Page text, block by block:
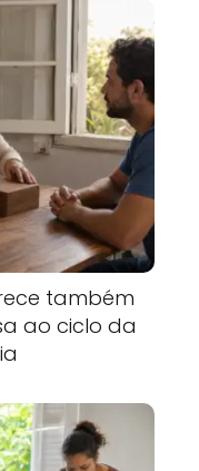
também
ao ciclo da